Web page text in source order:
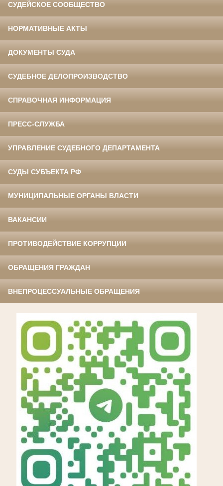
СУДЕЙСКОЕ СООБЩЕСТВО
НОРМАТИВНЫЕ АКТЫ
ДОКУМЕНТЫ СУДА
СУДЕБНОЕ ДЕЛОПРОИЗВОДСТВО
СПРАВОЧНАЯ ИНФОРМАЦИЯ
ПРЕСС-СЛУЖБА
УПРАВЛЕНИЕ СУДЕБНОГО ДЕПАРТАМЕНТА
СУДЫ СУБЪЕКТА РФ
МУНИЦИПАЛЬНЫЕ ОРГАНЫ ВЛАСТИ
ВАКАНСИИ
ПРОТИВОДЕЙСТВИЕ КОРРУПЦИИ
ОБРАЩЕНИЯ ГРАЖДАН
ВНЕПРОЦЕССУАЛЬНЫЕ ОБРАЩЕНИЯ